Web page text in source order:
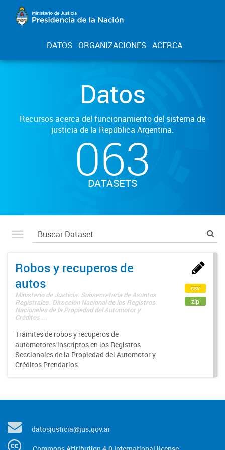
DATOS ORGANIZACIONES ACERCA
Datos
Recursos acerca del funcionamiento del sistema de
justicia de la República Argentina.
063
DATASETS
Robos y recuperos de
autos
Ministerio de Justicia. Subsecretaría de Asuntos
Registrales. Dirección Nacional de los Registros
Nacionales de la Propiedad del Automotor y
Créditos ...
Trámites de robos y recuperos de
automotores inscriptos en los Registros
Seccionales de la Propiedad del Automotor y
Créditos Prendarios.
csv
zip
datosjusticia@jus.gov.ar